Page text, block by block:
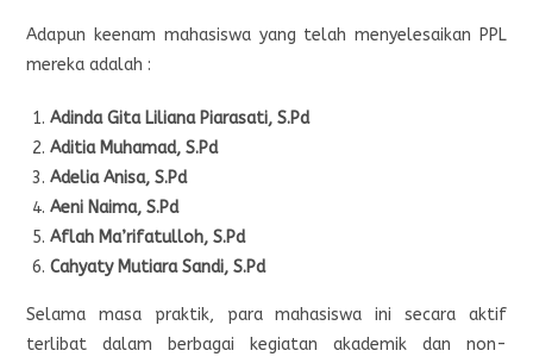
Adapun keenam mahasiswa yang telah menyelesaikan PPL
mereka adalah :
Adinda Gita Liliana Piarasati, S.Pd
Aditia Muhamad, S.Pd
Adelia Anisa, S.Pd
Aeni Naima, S.Pd
Aflah Ma’rifatulloh, S.Pd
Cahyaty Mutiara Sandi, S.Pd
Selama masa praktik, para mahasiswa ini secara aktif
terlibat dalam berbagai kegiatan akademik dan non-